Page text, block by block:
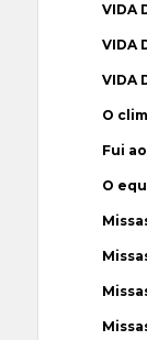
VIDA
VIDA
VIDA
O
Fui
O